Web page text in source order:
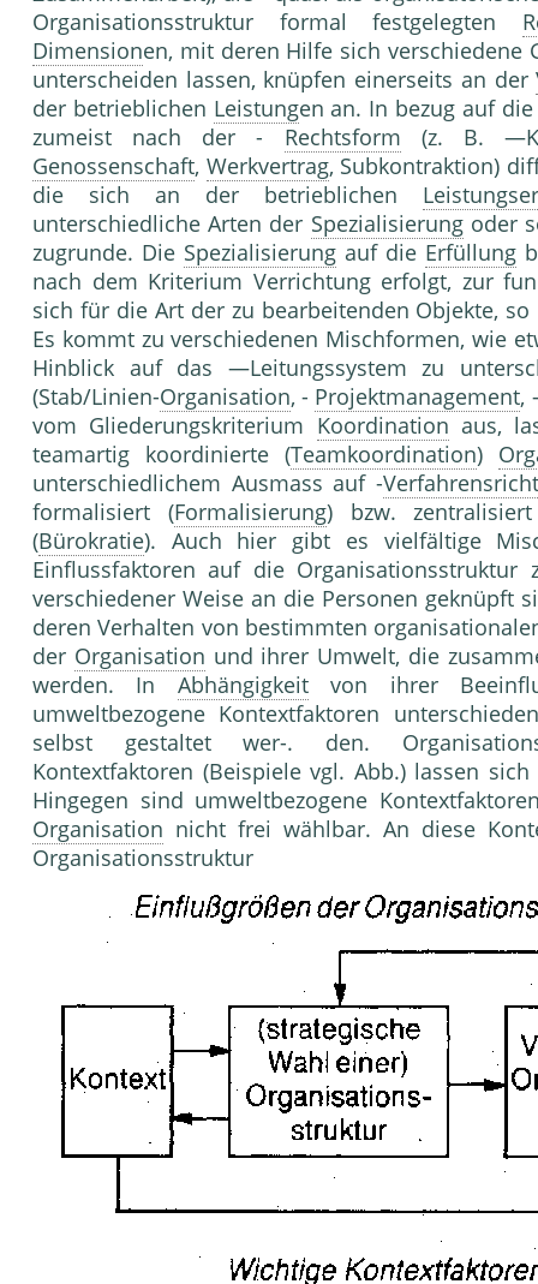
Organisationsstruktur formal festgelegten
Dimensionen, mit deren Hilfe sich verschiedene
unterscheiden lassen, knüpfen einerseits an der
der betrieblichen Leistungen an. In bezug auf
zumeist nach der - Rechtsform (z. B.
Genossenschaft, Werkvertrag, Subkontraktion)
die sich an der betrieblichen
unterschiedliche Arten der Spezialisierungoder
zugrunde. Die Spezialisierungauf die Erfüllung
nach dem Kriterium Verrichtung erfolgt, zur
sich für die Art der zu bearbeitenden Objekte,
Es kommt zu verschiedenen Mischformen, wie
Hinblick auf das —Leitungssystem zu
(Stab/Linien-Organisation, - Projektmanagement,
vom Gliederungskriterium Koordination aus,
teamartig koordinierte (Teamkoordination)
unterschiedlichem Ausmass auf -
formalisiert (Formalisierung) bzw.
(Bürokratie). Auch hier gibt es vielfältige
Einflussfaktoren auf die
verschiedener Weise an die Personen geknüpft
deren Verhalten von bestimmten
der Organisation und ihrer Umwelt, die
werden. In Abhängigkeitvon ihrer
umweltbezogene Kontextfaktoren
selbst gestaltet wer-. den.
Kontextfaktoren (Beispiele vgl. Abb.) lassen
Hingegen sind umweltbezogene
Organisation nicht frei wählbar. An diese